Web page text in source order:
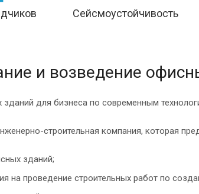
Сейсмоустойчивость
и возведение
зданий для бизнеса по современным
строительная компания, которая
зданий;
на проведение строительных работ по